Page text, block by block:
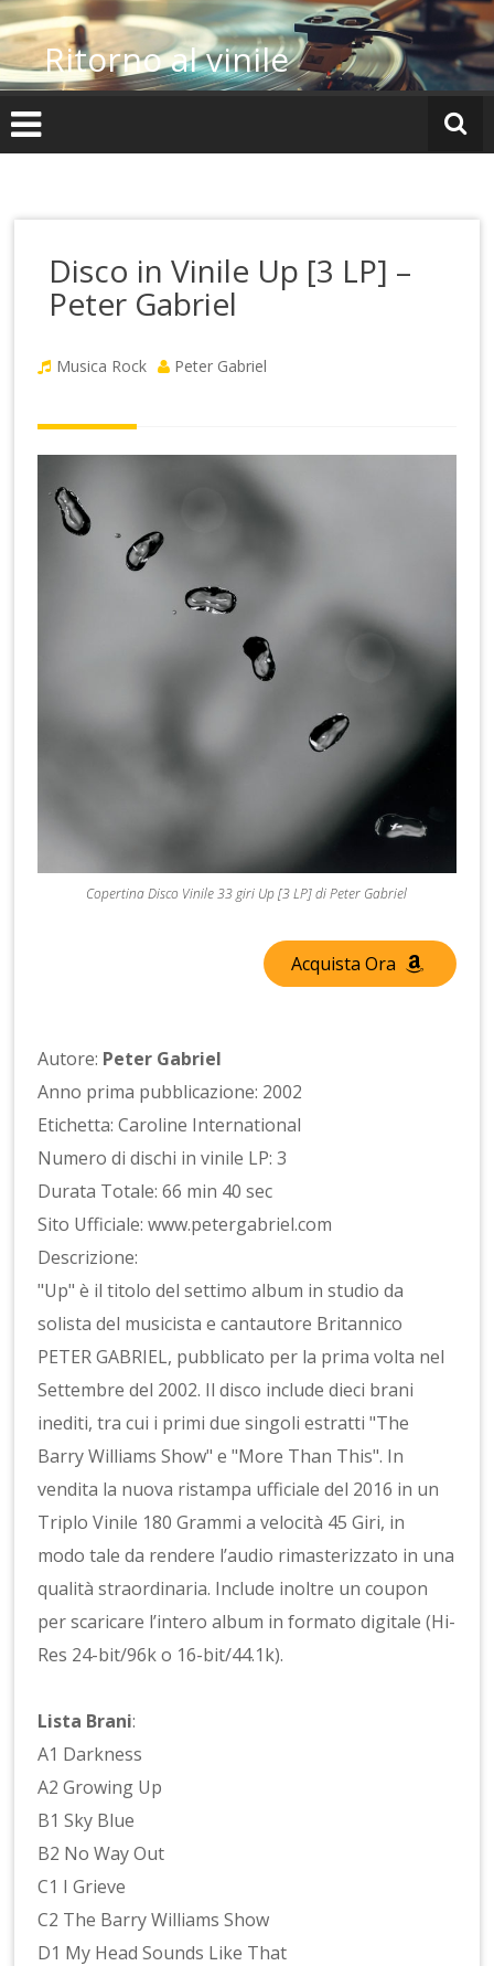
Vai
al
contenutoRitorno al vinile
Disco in Vinile Up [3 LP] –
Peter Gabriel
Musica Rock Peter Gabriel
Copertina Disco Vinile 33 giri Up [3 LP] di Peter Gabriel
Acquista Ora
Autore: Peter Gabriel
Anno prima pubblicazione: 2002
Etichetta: Caroline International
Numero di dischi in vinile LP: 3
Durata Totale: 66 min 40 sec
Sito Ufficiale: www.petergabriel.com
Descrizione:
"Up" è il titolo del settimo album in studio da
solista del musicista e cantautore Britannico
PETER GABRIEL, pubblicato per la prima volta nel
Settembre del 2002. Il disco include dieci brani
inediti, tra cui i primi due singoli estratti "The
Barry Williams Show" e "More Than This". In
vendita la nuova ristampa ufficiale del 2016 in un
Triplo Vinile 180 Grammi a velocità 45 Giri, in
modo tale da rendere l’audio rimasterizzato in una
qualità straordinaria. Include inoltre un coupon
per scaricare l’intero album in formato digitale (Hi-
Res 24-bit/96k o 16-bit/44.1k).
Lista Brani:
A1 Darkness
A2 Growing Up
B1 Sky Blue
B2 No Way Out
C1 I Grieve
C2 The Barry Williams Show
D1 My Head Sounds Like That